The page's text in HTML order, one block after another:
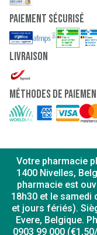
paiement sécurisé
Livraison
Méthodes de
Votre pharmacie
1400 Nivelles,
pharmacie est
18h30 et le samedi
et jours fériés).
Evere, Belgique.
0903 99 000